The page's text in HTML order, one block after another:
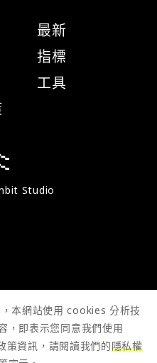
最新
指標
工具
Studio
本網站使用 cookies 分析技
，即表示您同意我們使用
策資訊，請閱讀我們的隱私權